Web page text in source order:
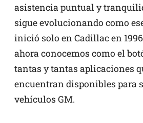
asistencia puntual y
sigue evolucionando como
inició solo en Cadillac en
ahora conocemos como el
tantas y tantas aplicaciones
encuentran disponibles para
vehículos GM.